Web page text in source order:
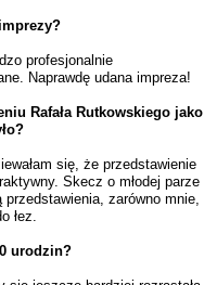
profesjonalnie
Naprawdę udana impreza!
Rafała Rutkowskiego jako
się, że przedstawienie
Skecz o młodej parze
zarówno mnie,
łez.
urodzin?